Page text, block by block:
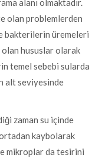
alanı olmaktadır.
olan problemlerden
bakterilerin üremeleri
hususlar olarak
temel sebebi sularda
alt seviyesinde
zaman su içinde
kaybolarak
mikroplar da tesirini